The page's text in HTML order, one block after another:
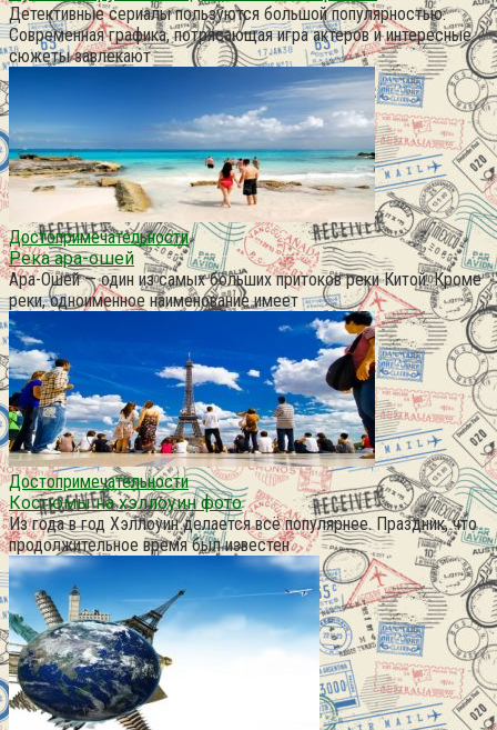
Детективные сериалы пользуются большой популярностью.
Современная графика, потрясающая игра актеров и интересные
сюжеты завлекают
Достопримечательности
Река ара-ошей
Ара-Ошей — один из самых больших притоков реки Китой. Кроме
реки, одноименное наименование имеет
Достопримечательности
Костюмы на хэллоуин фото
Из года в год Хэллоуин делается всё популярнее. Праздник, что
продолжительное время был известен